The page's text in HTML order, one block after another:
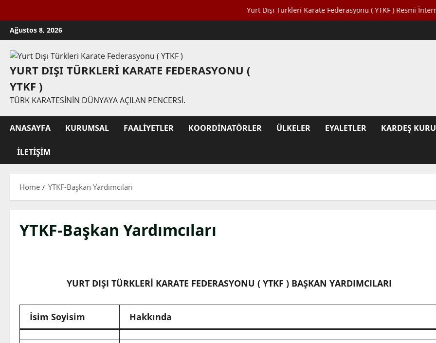
Yurt Dışı Türkleri Karate Federasyonu ( YTKF ) Resmi İnternet
Skip
to
content
Ağustos 8, 2026
YURT DIŞI TÜRKLERI KARATE FEDERASYONU (
YTKF )
TÜRK KARATESININ DÜNYAYA AÇILAN PENCERSI.
ANASAYFA KURUMSAL FAALIYETLER KOORDINATÖRLER ÜLKELER EYALETLER KARDEŞ
İLETIŞIM
Home YTKF-Başkan Yardımcıları
YTKF-Başkan Yardımcıları
YURT DIŞI TÜRKLERİ KARATE FEDERASYONU ( YTKF ) BAŞKAN YARDIMCILARI
İsim Soyisim Hakkında